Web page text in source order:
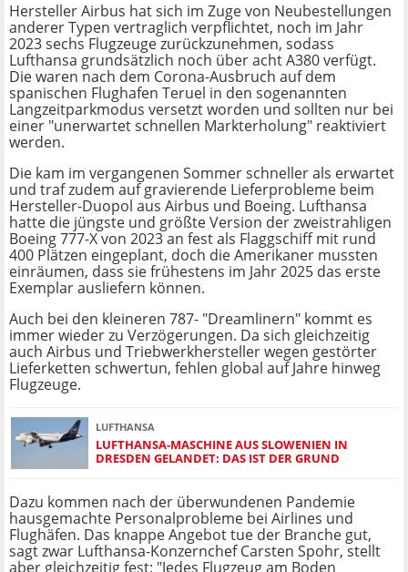
Hersteller Airbus hat sich im Zuge von Neubestellungen
anderer Typen vertraglich verpflichtet, noch im Jahr
2023 sechs Flugzeuge zurückzunehmen, sodass
Lufthansa grundsätzlich noch über acht A380 verfügt.
Die waren nach dem Corona-Ausbruch auf dem
spanischen Flughafen Teruel in den sogenannten
Langzeitparkmodus versetzt worden und sollten nur bei
einer "unerwartet schnellen Markterholung" reaktiviert
werden.
Die kam im vergangenen Sommer schneller als erwartet
und traf zudem auf gravierende Lieferprobleme beim
Hersteller-Duopol aus Airbus und Boeing. Lufthansa
hatte die jüngste und größte Version der zweistrahligen
Boeing 777-X von 2023 an fest als Flaggschiff mit rund
400 Plätzen eingeplant, doch die Amerikaner mussten
einräumen, dass sie frühestens im Jahr 2025 das erste
Exemplar ausliefern können.
Auch bei den kleineren 787- "Dreamlinern" kommt es
immer wieder zu Verzögerungen. Da sich gleichzeitig
auch Airbus und Triebwerkhersteller wegen gestörter
Lieferketten schwertun, fehlen global auf Jahre hinweg
Flugzeuge.
LUFTHANSA
LUFTHANSA-MASCHINE AUS SLOWENIEN IN
DRESDEN GELANDET: DAS IST DER GRUND
Dazu kommen nach der überwundenen Pandemie
hausgemachte Personalprobleme bei Airlines und
Flughäfen. Das knappe Angebot tue der Branche gut,
sagt zwar Lufthansa-Konzernchef Carsten Spohr, stellt
aber gleichzeitig fest: "Jedes Flugzeug am Boden